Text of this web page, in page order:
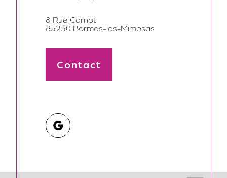
8 Rue Carnot
83230 Bormes-les-Mimosas
Contact